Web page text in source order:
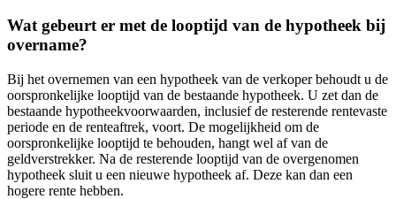
Wat gebeurt er met de looptijd van de hypotheek bij
overname?
Bij het overnemen van een hypotheek van de verkoper behoudt u de
oorspronkelijke looptijd van de bestaande hypotheek. U zet dan de
bestaande hypotheekvoorwaarden, inclusief de resterende rentevaste
periode en de renteaftrek, voort. De mogelijkheid om de
oorspronkelijke looptijd te behouden, hangt wel af van de
geldverstrekker. Na de resterende looptijd van de overgenomen
hypotheek sluit u een nieuwe hypotheek af. Deze kan dan een
hogere rente hebben.